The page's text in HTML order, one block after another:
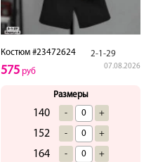
Костюм #23472624 2-1-29
07.08.2026
575 руб
Размеры
140 - +
152 - +
164 - +